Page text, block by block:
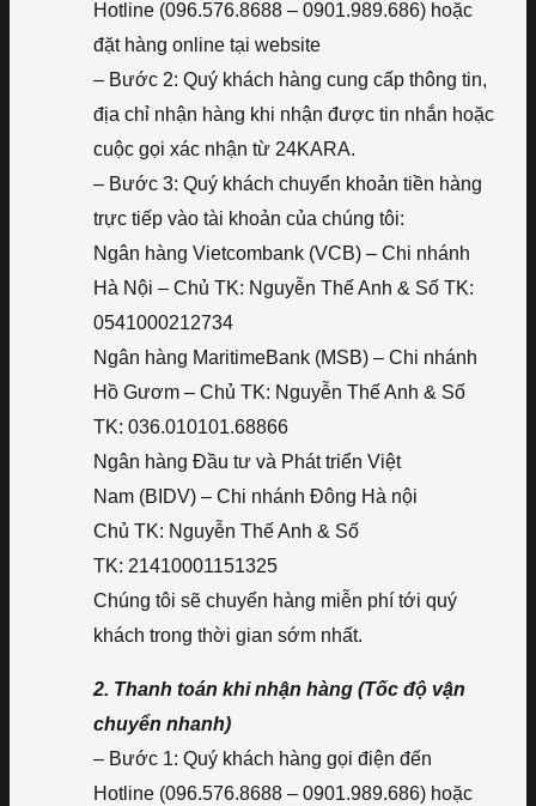
Hotline (096.576.8688 – 0901.989.686) hoặc
đặt hàng online tại website
– Bước 2: Quý khách hàng cung cấp thông tin,
địa chỉ nhận hàng khi nhận được tin nhắn hoặc
cuộc gọi xác nhận từ 24KARA.
– Bước 3: Quý khách chuyển khoản tiền hàng
trực tiếp vào tài khoản của chúng tôi:
Ngân hàng Vietcombank (VCB) – Chi nhánh
Hà Nội – Chủ TK: Nguyễn Thế Anh & Số TK:
0541000212734
Ngân hàng MaritimeBank (MSB) – Chi nhánh
Hồ Gươm – Chủ TK: Nguyễn Thế Anh & Số
TK: 036.010101.68866
Ngân hàng Đầu tư và Phát triển Việt
Nam (BIDV) – Chi nhánh Đông Hà nội
Chủ TK: Nguyễn Thế Anh & Số
TK: 21410001151325
Chúng tôi sẽ chuyển hàng miễn phí tới quý
khách trong thời gian sớm nhất.
2. Thanh toán khi nhận hàng (Tốc độ vận
chuyển nhanh)
– Bước 1: Quý khách hàng gọi điện đến
Hotline (096.576.8688 – 0901.989.686) hoặc